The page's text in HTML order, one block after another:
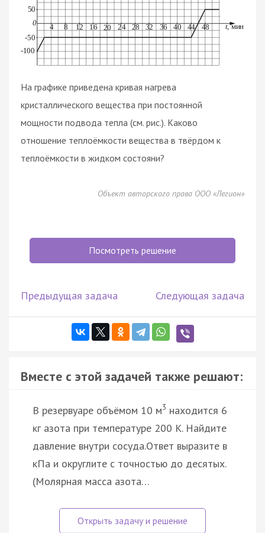
На графике приведена кривая нагрева
кристаллического вещества при постоянной
мощности подвода тепла (см. рис.). Каково
отношение теплоёмкости вещества в твёрдом к
теплоёмкости в жидком состояни?
Объект авторского права ООО «Легион»
Посмотреть решение
Предыдущая задача Следующая задача
Вместе с этой задачей также решают:
В резервуаре объёмом 10 м3 находится 6
кг азота при температуре 200 К. Найдите
давление внутри сосуда.Ответ выразите в
кПа и округлите с точностью до десятых.
(Молярная масса азота…